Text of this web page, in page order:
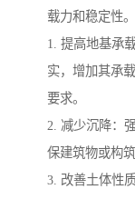
载力和稳定性
1. 提高地基承
实，增加其承
要求。
2. 减少沉降：
保建筑物或构
3. 改善土体性